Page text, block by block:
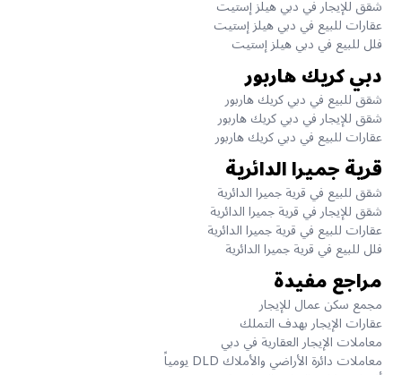
شقق للإيجار في دبي هيلز إستيت
عقارات للبيع في دبي هيلز إستيت
فلل للبيع في دبي هيلز إستيت
دبي كريك هاربور
شقق للبيع في دبي كريك هاربور
شقق للإيجار في دبي كريك هاربور
عقارات للبيع في دبي كريك هاربور
قرية جميرا الدائرية
شقق للبيع في قرية جميرا الدائرية
شقق للإيجار في قرية جميرا الدائرية
عقارات للبيع في قرية جميرا الدائرية
فلل للبيع في قرية جميرا الدائرية
مراجع مفيدة
مجمع سكن عمال للإيجار
عقارات الإيجار بهدف التملك
معاملات الإيجار العقارية في دبي
معاملات دائرة الأراضي والأملاك DLD يومياً